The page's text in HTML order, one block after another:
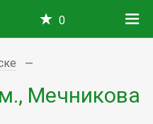
0
Мечникова